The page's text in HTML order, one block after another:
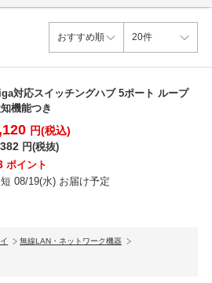
対応スイッチングハブ 5ポート ループ
機能つき
円(税込)
円(税抜)
ポイント
08/19(水) お届け予定
無線LAN・ネットワーク機器